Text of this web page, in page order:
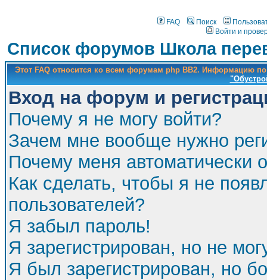
FAQ Поиск
Войти и
Список форумов Школа
Этот FAQ относится ко всем форумам php BB2. Информацию
Вход на форум и
Почему я не могу войти?
Зачем мне вообще нужно
Почему меня автоматически
Как сделать, чтобы я не
пользователей?
Я забыл пароль!
Я зарегистрирован, но не
Я был зарегистрирован, но